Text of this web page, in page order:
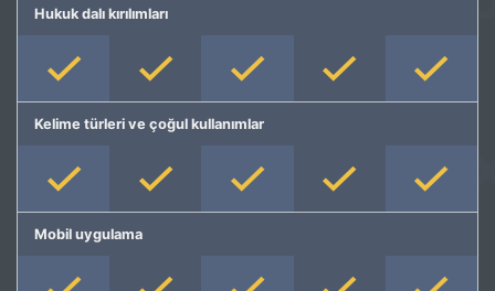
Hukuk dalı kırılımları
Kelime türleri ve çoğul kullanımlar
Mobil uygulama